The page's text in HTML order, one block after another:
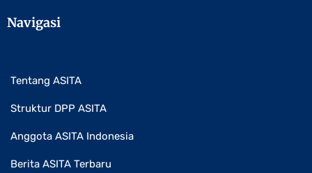
Navigasi
Tentang ASITA
Struktur DPP ASITA
Anggota ASITA Indonesia
Berita ASITA Terbaru